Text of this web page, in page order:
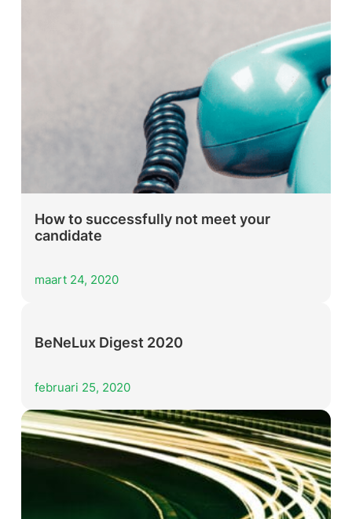
How to successfully not meet your
candidate
maart 24, 2020
BeNeLux Digest 2020
februari 25, 2020